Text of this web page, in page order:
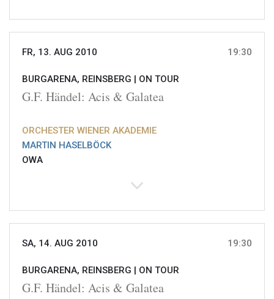
FR, 13. AUG 2010 19:30
BURGARENA, REINSBERG | ON TOUR
G.F. Händel: Acis & Galatea
ORCHESTER WIENER AKADEMIE
MARTIN HASELBÖCK
OWA
SA, 14. AUG 2010 19:30
BURGARENA, REINSBERG | ON TOUR
G.F. Händel: Acis & Galatea